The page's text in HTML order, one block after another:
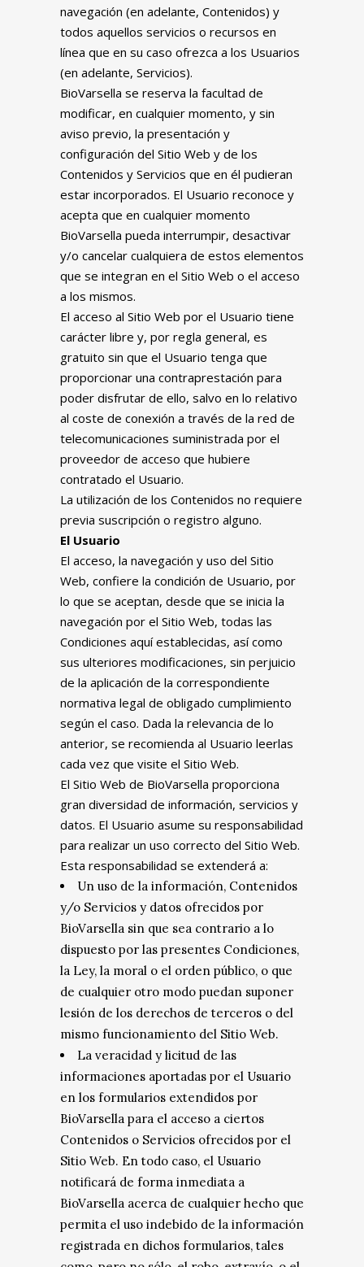
navegación (en adelante, Contenidos) y
todos aquellos servicios o recursos en
línea que en su caso ofrezca a los Usuarios
(en adelante, Servicios).
BioVarsella se reserva la facultad de
modificar, en cualquier momento, y sin
aviso previo, la presentación y
configuración del Sitio Web y de los
Contenidos y Servicios que en él pudieran
estar incorporados. El Usuario reconoce y
acepta que en cualquier momento
BioVarsella pueda interrumpir, desactivar
y/o cancelar cualquiera de estos elementos
que se integran en el Sitio Web o el acceso
a los mismos.
El acceso al Sitio Web por el Usuario tiene
carácter libre y, por regla general, es
gratuito sin que el Usuario tenga que
proporcionar una contraprestación para
poder disfrutar de ello, salvo en lo relativo
al coste de conexión a través de la red de
telecomunicaciones suministrada por el
proveedor de acceso que hubiere
contratado el Usuario.
La utilización de los Contenidos no requiere
previa suscripción o registro alguno.
El Usuario
El acceso, la navegación y uso del Sitio
Web, confiere la condición de Usuario, por
lo que se aceptan, desde que se inicia la
navegación por el Sitio Web, todas las
Condiciones aquí establecidas, así como
sus ulteriores modificaciones, sin perjuicio
de la aplicación de la correspondiente
normativa legal de obligado cumplimiento
según el caso. Dada la relevancia de lo
anterior, se recomienda al Usuario leerlas
cada vez que visite el Sitio Web.
El Sitio Web de BioVarsella proporciona
gran diversidad de información, servicios y
datos. El Usuario asume su responsabilidad
para realizar un uso correcto del Sitio Web.
Esta responsabilidad se extenderá a:
Un uso de la información, Contenidos
y/o Servicios y datos ofrecidos por
BioVarsella sin que sea contrario a lo
dispuesto por las presentes Condiciones,
la Ley, la moral o el orden público, o que
de cualquier otro modo puedan suponer
lesión de los derechos de terceros o del
mismo funcionamiento del Sitio Web.
La veracidad y licitud de las
informaciones aportadas por el Usuario
en los formularios extendidos por
BioVarsella para el acceso a ciertos
Contenidos o Servicios ofrecidos por el
Sitio Web. En todo caso, el Usuario
notificará de forma inmediata a
BioVarsella acerca de cualquier hecho que
permita el uso indebido de la información
registrada en dichos formularios, tales